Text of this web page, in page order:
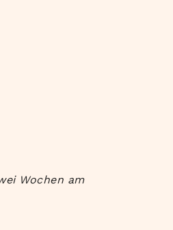
Wochen am